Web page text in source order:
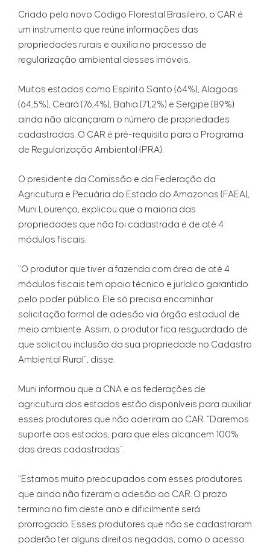
Criado pelo novo Código Florestal Brasileiro, o CAR é
um instrumento que reúne informações das
propriedades rurais e auxilia no processo de
regularização ambiental desses imóveis.
Muitos estados como Espírito Santo (64%), Alagoas
(64,5%), Ceará (76,4%), Bahia (71,2%) e Sergipe (89%)
ainda não alcançaram o número de propriedades
cadastradas. O CAR é pré-requisito para o Programa
de Regularização Ambiental (PRA).
O presidente da Comissão e da Federação da
Agricultura e Pecuária do Estado do Amazonas (FAEA),
Muni Lourenço, explicou que a maioria das
propriedades que não foi cadastrada é de até 4
módulos fiscais.
“O produtor que tiver a fazenda com área de até 4
módulos fiscais tem apoio técnico e jurídico garantido
pelo poder público. Ele só precisa encaminhar
solicitação formal de adesão via órgão estadual de
meio ambiente. Assim, o produtor fica resguardado de
que solicitou inclusão da sua propriedade no Cadastro
Ambiental Rural”, disse.
Muni informou que a CNA e as federações de
agricultura dos estados estão disponíveis para auxiliar
esses produtores que não aderiram ao CAR. “Daremos
suporte aos estados, para que eles alcancem 100%
das áreas cadastradas”.
“Estamos muito preocupados com esses produtores
que ainda não fizeram a adesão ao CAR. O prazo
termina no fim deste ano e dificilmente será
prorrogado. Esses produtores que não se cadastraram
poderão ter alguns direitos negados, como o acesso